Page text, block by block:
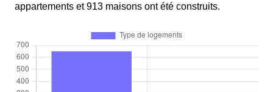
appartements et 913 maisons ont été construits.